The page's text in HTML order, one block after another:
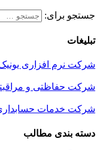
جستجو برای:
تبلیغات
شرکت نرم افزاری
شرکت حفاظتی و
شرکت خدمات
دسته بندی مطالب